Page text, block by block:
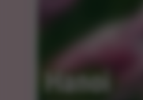
Hanoi